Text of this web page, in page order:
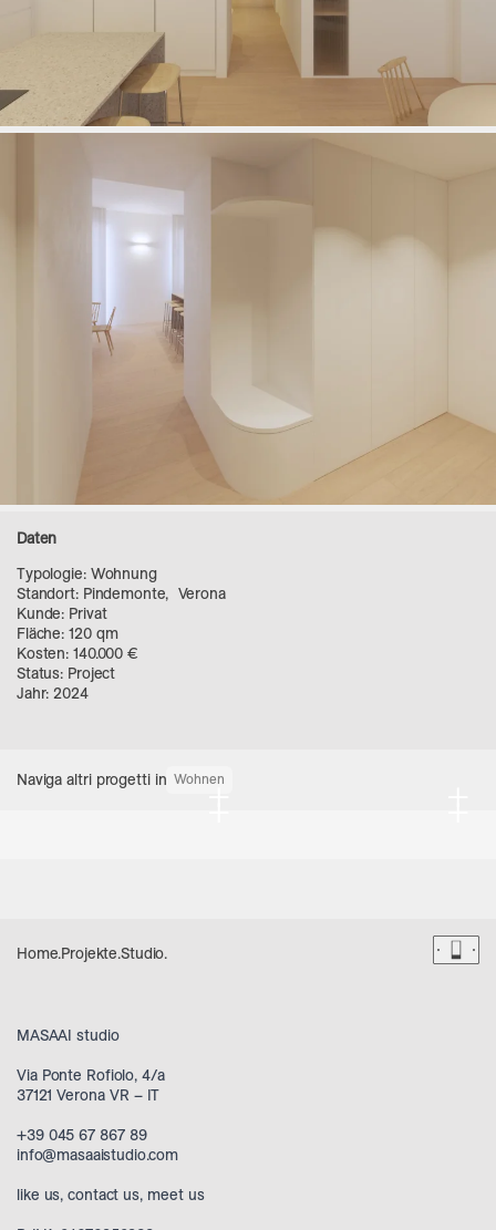
Daten
Typologie: Wohnung
Standort: Pindemonte, Verona
Kunde: Privat
Fläche: 120 qm
Kosten: 140.000 €
Status: Project
Jahr: 2024
Naviga altri progetti in Wohnen
+
Home.Projekte.Studio. Dark
MASAAI studio
Via Ponte Rofiolo, 4/a
37121 Verona VR – IT
+39 045 67 867 89
info@masaaistudio.com
like us, contact us, meet us